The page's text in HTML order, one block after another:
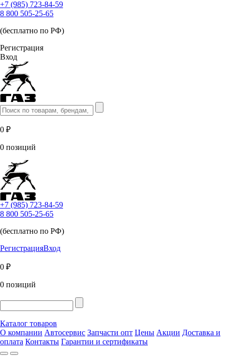
+7 (985) 723-84-59
8 800 505-25-65
(бесплатно по РФ)
Регистрация
Вход
0 ₽
0 позиций
+7 (985) 723-84-59
8 800 505-25-65
(бесплатно по РФ)
РегистрацияВход
0 ₽
0 позиций
Каталог товаров
О компании Автосервис Запчасти опт Цены Акции Доставка и
оплата Контакты Гарантии и сертификаты